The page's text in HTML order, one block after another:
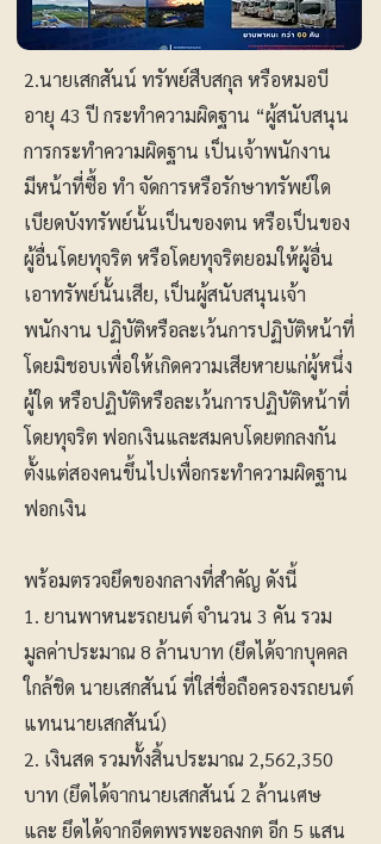
2.นายเสกสันน์ ทรัพย์สืบสกุล หรือหมอบี
อายุ 43 ปี กระทำความผิดฐาน “ผู้สนับสนุน
การกระทำความผิดฐาน เป็นเจ้าพนักงาน
มีหน้าที่ซื้อ ทำ จัดการหรือรักษาทรัพย์ใด
เบียดบังทรัพย์นั้นเป็นของตน หรือเป็นของ
ผู้อื่นโดยทุจริต หรือโดยทุจริตยอมให้ผู้อื่น
เอาทรัพย์นั้นเสีย, เป็นผู้สนับสนุนเจ้า
พนักงาน ปฏิบัติหรือละเว้นการปฏิบัติหน้าที่
โดยมิชอบเพื่อให้เกิดความเสียหายแก่ผู้หนึ่ง
ผู้ใด หรือปฏิบัติหรือละเว้นการปฏิบัติหน้าที่
โดยทุจริต ฟอกเงินและสมคบโดยตกลงกัน
ตั้งแต่สองคนขึ้นไปเพื่อกระทำความผิดฐาน
ฟอกเงิน
พร้อมตรวจยึดของกลางที่สำคัญ ดังนี้
1. ยานพาหนะรถยนต์ จำนวน 3 คัน รวม
มูลค่าประมาณ 8 ล้านบาท (ยึดได้จากบุคคล
ใกล้ชิด นายเสกสันน์ ที่ใส่ชื่อถือครองรถยนต์
แทนนายเสกสันน์)
2. เงินสด รวมทั้งสิ้นประมาณ 2,562,350
บาท (ยึดได้จากนายเสกสันน์ 2 ล้านเศษ
และ ยึดได้จากอีดตพรพะอลงกต อีก 5 แสน